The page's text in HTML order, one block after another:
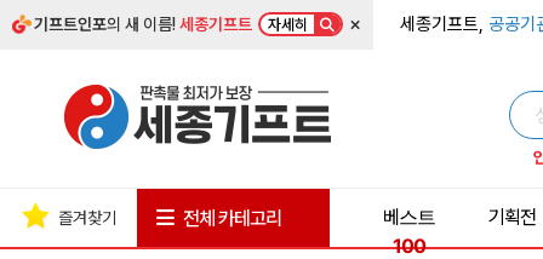
기프트인포의 새 이름!세종기프트 자세히 × 세종기프트, 공공기
즐겨찾기 전체 카테고리
베스트
100
기획전